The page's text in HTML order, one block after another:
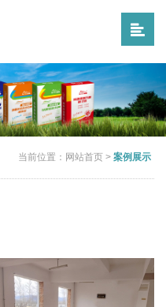
当前位置： 网站首页 > 案例展示